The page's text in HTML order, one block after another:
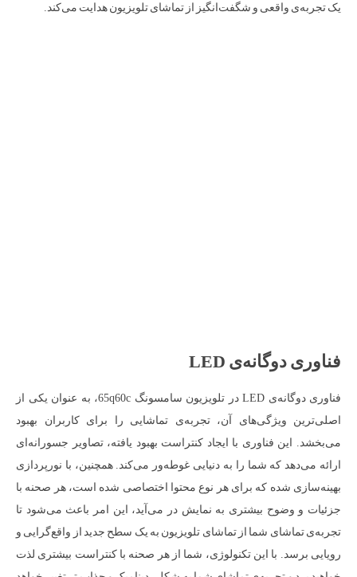
یک تجربه‌ی واقعی و شگفت‌انگیز از تماشای تلویزیون هدایت می‌کند.
فناوری دوگانه‌ی LED
فناوری دوگانه‌ی LED در تلویزیون سامسونگ 65q60c، به عنوان یکی از
اصلی‌ترین ویژگی‌های آن، تجربه‌ی تماشایی را برای کاربران بهبود
می‌بخشد. این فناوری با ایجاد کنتراست بهبود یافته، تصاویر جسورانه‌ای
ارائه می‌دهد که شما را به دنیایی غوطه‌ور می‌کند. همچنین، با نورپردازی
بهینه‌سازی شده که برای هر نوع محتوا اختصاصی شده است، هر صحنه با
جزئیات و وضوح بیشتری به نمایش در می‌آید، این امر باعث می‌شود تا
تجربه‌ی تماشای شما از تماشای تلویزیون به یک سطح جدید از واقع‌گرایی و
رویایی برسد. با این تکنولوژی، شما از هر صحنه با کنتراست بیشتری لذت